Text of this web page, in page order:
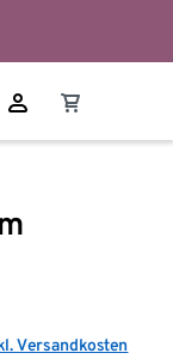
Versandkosten